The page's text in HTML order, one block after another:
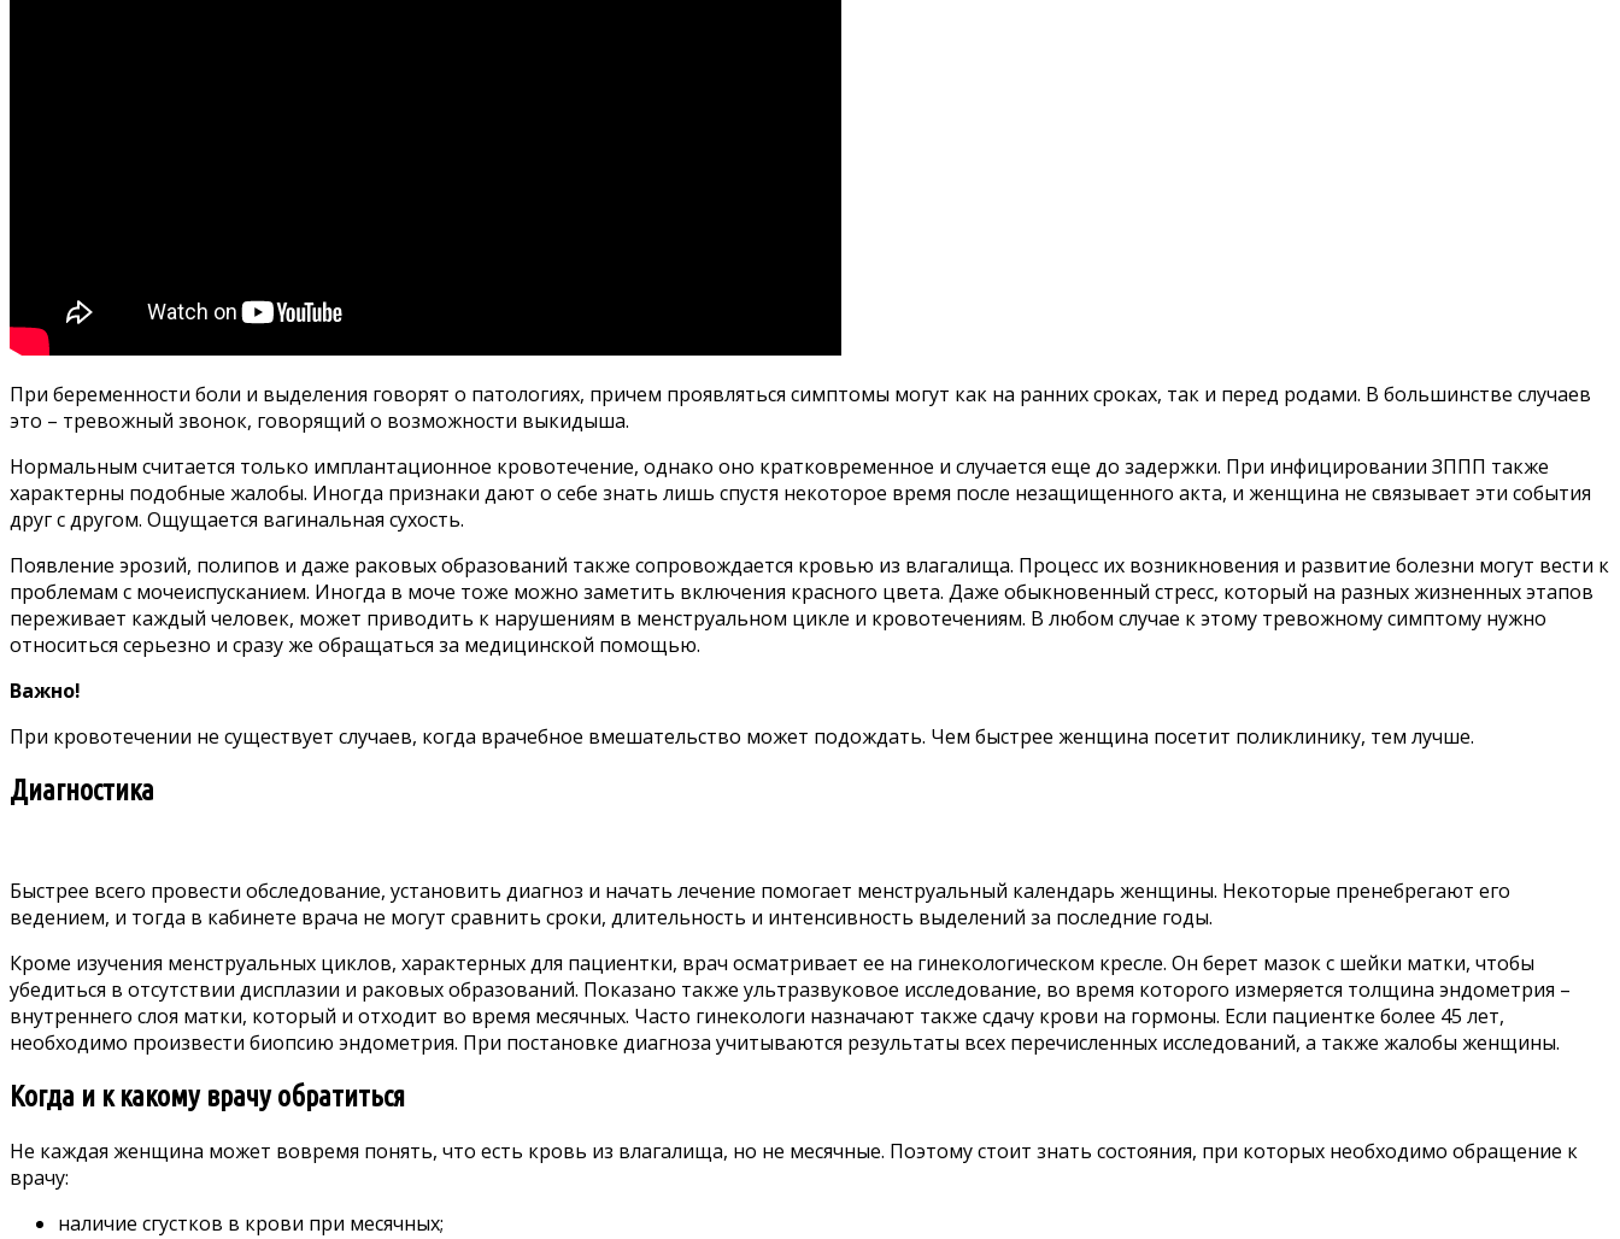
При беременности боли и выделения говорят о патологиях, причем проявляться симптомы могут как на ранних сроках, так и перед родами. В большинстве случаев
это – тревожный звонок, говорящий о возможности выкидыша.
Нормальным считается только имплантационное кровотечение, однако оно кратковременное и случается еще до задержки. При инфицировании ЗППП также
характерны подобные жалобы. Иногда признаки дают о себе знать лишь спустя некоторое время после незащищенного акта, и женщина не связывает эти события
друг с другом. Ощущается вагинальная сухость.
Появление эрозий, полипов и даже раковых образований также сопровождается кровью из влагалища. Процесс их возникновения и развитие болезни могут вести к
проблемам с мочеиспусканием. Иногда в моче тоже можно заметить включения красного цвета. Даже обыкновенный стресс, который на разных жизненных этапов
переживает каждый человек, может приводить к нарушениям в менструальном цикле и кровотечениям. В любом случае к этому тревожному симптому нужно
относиться серьезно и сразу же обращаться за медицинской помощью.
Важно!
При кровотечении не существует случаев, когда врачебное вмешательство может подождать. Чем быстрее женщина посетит поликлинику, тем лучше.
Диагностика
Быстрее всего провести обследование, установить диагноз и начать лечение помогает менструальный календарь женщины. Некоторые пренебрегают его
ведением, и тогда в кабинете врача не могут сравнить сроки, длительность и интенсивность выделений за последние годы.
Кроме изучения менструальных циклов, характерных для пациентки, врач осматривает ее на гинекологическом кресле. Он берет мазок с шейки матки, чтобы
убедиться в отсутствии дисплазии и раковых образований. Показано также ультразвуковое исследование, во время которого измеряется толщина эндометрия –
внутреннего слоя матки, который и отходит во время месячных. Часто гинекологи назначают также сдачу крови на гормоны. Если пациентке более 45 лет,
необходимо произвести биопсию эндометрия. При постановке диагноза учитываются результаты всех перечисленных исследований, а также жалобы женщины.
Когда и к какому врачу обратиться
Не каждая женщина может вовремя понять, что есть кровь из влагалища, но не месячные. Поэтому стоит знать состояния, при которых необходимо обращение к
врачу:
наличие сгустков в крови при месячных;